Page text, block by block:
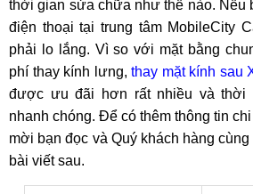
thời gian sửa chữa như thế nào. Nếu
điện thoại tại trung tâm MobileCity
phải lo lắng. Vì so với mặt bằng
phí thay kính lưng,thay mặt kính sau
được ưu đãi hơn rất nhiều và thời
nhanh chóng. Để có thêm thông tin
mời bạn đọc và Quý khách hàng
bài viết sau.